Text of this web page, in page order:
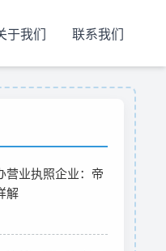
于我们 联系我们
营业执照企业：帝
解